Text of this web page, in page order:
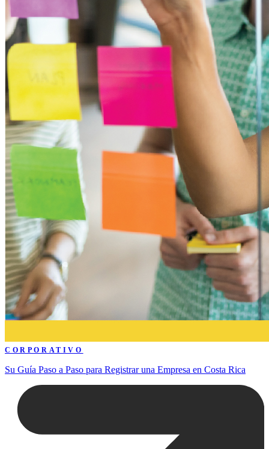
CORPORATIVO
Su Guía Paso a Paso para Registrar una Empresa en Costa Rica